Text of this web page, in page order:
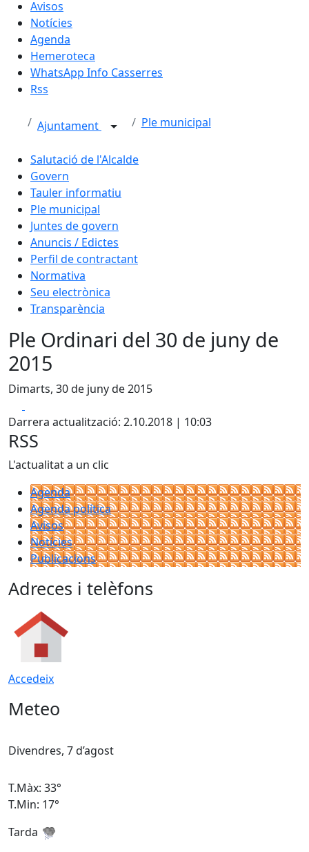
Avisos
Notícies
Agenda
Hemeroteca
WhatsApp Info Casserres
Rss
Ajuntament Ple municipal
Salutació de l'Alcalde
Govern
Tauler informatiu
Ple municipal
Juntes de govern
Anuncis / Edictes
Perfil de contractant
Normativa
Seu electrònica
Transparència
Ple Ordinari del 30 de juny de
2015
Dimarts, 30 de juny de 2015
Darrera actualització: 2.10.2018 | 10:03
RSS
L'actualitat a un clic
Agenda
Agenda política
Avisos
Notícies
Publicacions
Adreces i telèfons
Accedeix
Meteo
Divendres, 7 d’agost
T.Màx: 33°
T.Min: 17°
Tarda